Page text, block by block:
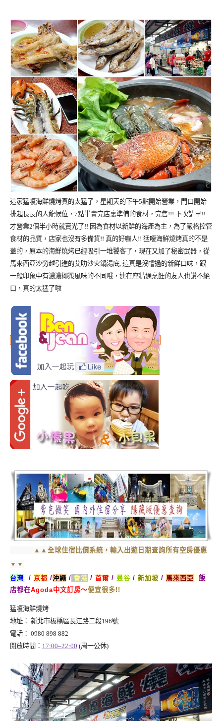
這家猛嗄海鮮燒烤真的太猛了，星期天的下午5點開始營業，門口開始
排起長長的人龍候位，7點半賣完店裏準備的食材，完售!!! 下次請早!!
才營業2個半小時就賣光了!! 因為食材以新鮮的海產為主，為了嚴格控管
食材的品質，店家也沒有多備貨!! 真的好嚇人!! 猛嗄海鮮燒烤真的不是
蓋的，原本的海鮮燒烤已經吸引一堆饕客了，現在又加了秘密武器，從
馬來西亞沙勞越引進的艾叻沙火鍋湯底, 這真是沒嚐過的新鮮口味，跟
一般印象中有濃濃椰漿風味的不同哦，連在座精通烹飪的友人也讚不絕
口，真的太猛了啦
▲▲全球住宿比價系統，輸入出遊日期查詢所有空房優惠
▼▼
台灣
/ 京都 /沖繩 / 香港 / 首爾 / 曼谷 / 新加坡 / 馬來西亞
飯
店都在Agoda中文訂房～便宜很多!!
猛嗄海鮮燒烤
地址： 新北市板橋區長江路二段196號
電話： 0980 898 882
開放時間： 17:00–22:00 (周一公休)